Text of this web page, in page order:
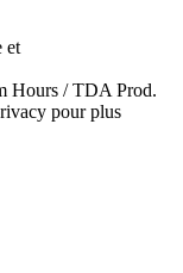
et
Hours / TDA Prod.
pour plus